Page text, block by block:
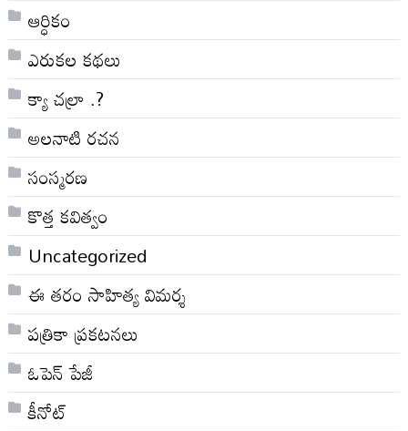
ఆర్ధికం
ఎరుకల కథలు
క్యా చల్రా .?
అలనాటి రచన
సంస్మరణ
కొత్త కవిత్వం
Uncategorized
ఈ తరం సాహిత్య విమర్శ
పత్రికా ప్రకటనలు
ఓపెన్ పేజీ
కీనోట్